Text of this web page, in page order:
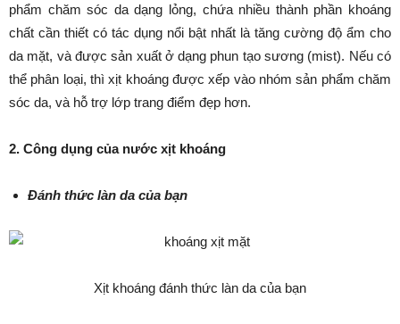
phẩm chăm sóc da dạng lỏng, chứa nhiều thành phần khoáng
chất cần thiết có tác dụng nổi bật nhất là tăng cường độ ẩm cho
da mặt, và được sản xuất ở dạng phun tạo sương (mist). Nếu có
thể phân loại, thì xịt khoáng được xếp vào nhóm sản phẩm chăm
sóc da, và hỗ trợ lớp trang điểm đẹp hơn.
2. Công dụng của nước xịt khoáng
Đánh thức làn da của bạn
Xịt khoáng đánh thức làn da của bạn